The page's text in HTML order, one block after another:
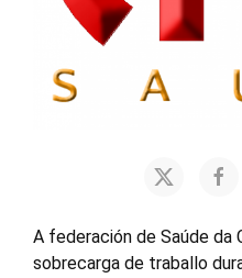
A federación de Saúde da
sobrecarga de traballo